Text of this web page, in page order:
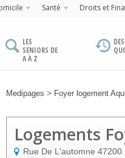
Santé Droits et
LES
SENIORS DE
A À Z
Medipages > Foyer logement
Logements
Rue De L'automne 47200